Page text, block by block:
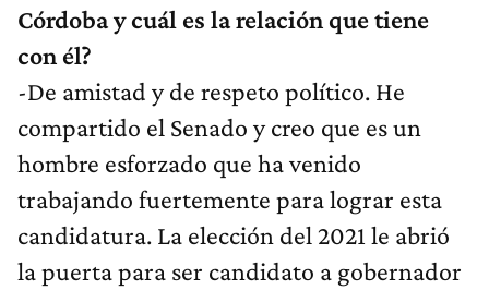
Córdoba y cuál es la relación que tiene
con él?
-De amistad y de respeto político. He
compartido el Senado y creo que es un
hombre esforzado que ha venido
trabajando fuertemente para lograr esta
candidatura. La elección del 2021 le abrió
la puerta para ser candidato a gobernador